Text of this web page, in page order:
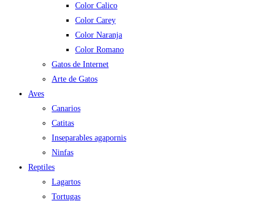
Color Calico
Color Carey
Color Naranja
Color Romano
Gatos de Internet
Arte de Gatos
Aves
Canarios
Catitas
Inseparables agapornis
Ninfas
Reptiles
Lagartos
Tortugas